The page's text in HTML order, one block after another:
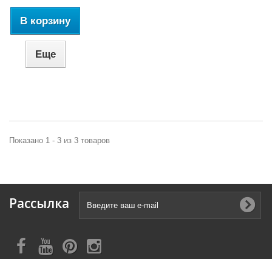
В корзину
Еще
Показано 1 - 3 из 3 товаров
Рассылка